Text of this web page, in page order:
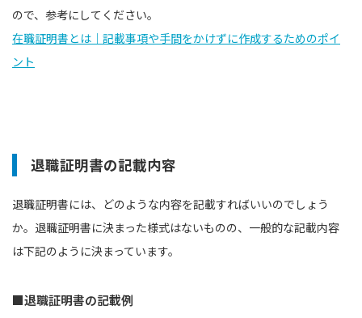
ので、参考にしてください。
在職証明書とは｜記載事項や手間をかけずに作成するためのポイ
ント
退職証明書の記載内容
退職証明書には、どのような内容を記載すればいいのでしょう
か。退職証明書に決まった様式はないものの、一般的な記載内容
は下記のように決まっています。
■退職証明書の記載例